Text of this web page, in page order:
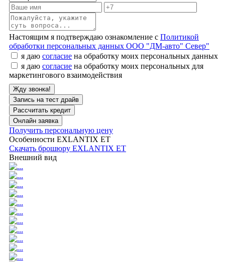
Настоящим я подтверждаю ознакомление с Политикой
обработки персональных данных ООО "ДМ-авто" Север"
я даю согласие на обработку моих персональных данных
я даю согласие на обработку моих персональных для
маркетингового взаимодействия
Запись на тест драйв
Рассчитать кредит
Онлайн заявка
Получить персональную цену
Особенности EXLANTIX ET
Скачать брошюру EXLANTIX ET
Внешний вид